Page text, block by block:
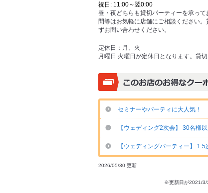
祝日: 11:00～翌0:00
昼・夜どちらも貸切パーティーを承っ
間等はお気軽に店舗にご相談ください
ずお問い合わせください。
定休日： 月、火
月曜日.火曜日が定休日となります。貸
セミナーやパーティに大人気！
【ウェディング2次会】 30名様
【ウェディングパーティー】
2026/05/30 更新
※更新日が2021/3/